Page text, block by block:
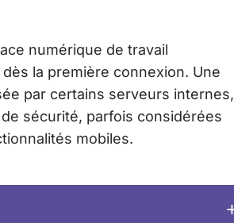
numérique de travail
la première connexion. Une
par certains serveurs internes,
sécurité, parfois considérées
mobiles.